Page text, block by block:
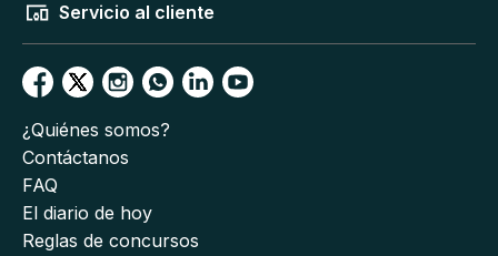
Servicio al cliente
¿Quiénes somos?
Contáctanos
FAQ
El diario de hoy
Reglas de concursos